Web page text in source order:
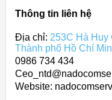
Thông tin liên hệ
Địa chỉ: 253C Hà Huy
Thành phố Hồ Chí
0986 734 434
Website: